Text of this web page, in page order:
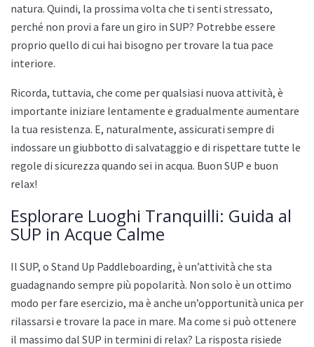
natura. Quindi, la prossima volta che ti senti stressato,
perché non provi a fare un giro in SUP? Potrebbe essere
proprio quello di cui hai bisogno per trovare la tua pace
interiore.
Ricorda, tuttavia, che come per qualsiasi nuova attività, è
importante iniziare lentamente e gradualmente aumentare
la tua resistenza. E, naturalmente, assicurati sempre di
indossare un giubbotto di salvataggio e di rispettare tutte le
regole di sicurezza quando sei in acqua. Buon SUP e buon
relax!
Esplorare Luoghi Tranquilli: Guida al
SUP in Acque Calme
Il SUP, o Stand Up Paddleboarding, è un’attività che sta
guadagnando sempre più popolarità. Non solo è un ottimo
modo per fare esercizio, ma è anche un’opportunità unica per
rilassarsi e trovare la pace in mare. Ma come si può ottenere
il massimo dal SUP in termini di relax? La risposta risiede